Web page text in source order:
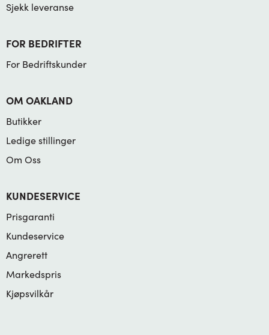
Sjekk leveranse
FOR BEDRIFTER
For Bedriftskunder
OM OAKLAND
Butikker
Ledige stillinger
Om Oss
KUNDESERVICE
Prisgaranti
Kundeservice
Angrerett
Markedspris
Kjøpsvilkår